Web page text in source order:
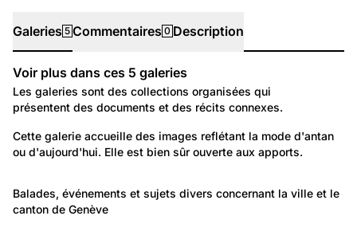
Galeries 5 Commentaires 0 Description
Galeries
Voir plus dans ces 5 galeries
Les galeries sont des collections organisées qui
présentent des documents et des récits connexes.
Temps libre et culture: Vie quotidienne
Mode femme
Cette galerie accueille des images reflétant la mode d'antan
ou d'aujourd'hui. Elle est bien sûr ouverte aux apports.
Lieux: Genève
Genève/Images/Souvenirs
Balades, événements et sujets divers concernant la ville et le
canton de Genève